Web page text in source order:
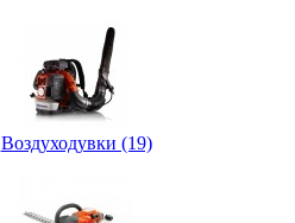
Воздуходувки (19)